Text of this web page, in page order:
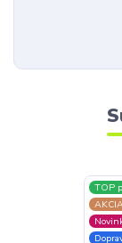
TOP